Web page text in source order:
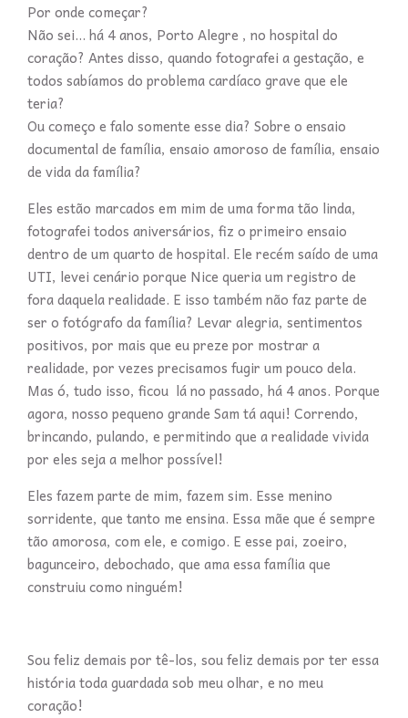
Por onde começar?
Não sei... há 4 anos, Porto Alegre , no hospital do
coração? Antes disso, quando fotografei a gestação, e
todos sabíamos do problema cardíaco grave que ele
teria?
Ou começo e falo somente esse dia? Sobre o ensaio
documental de família, ensaio amoroso de família, ensaio
de vida da família?
Eles estão marcados em mim de uma forma tão linda,
fotografei todos aniversários, fiz o primeiro ensaio
dentro de um quarto de hospital. Ele recém saído de uma
UTI, levei cenário porque Nice queria um registro de
fora daquela realidade. E isso também não faz parte de
ser o fotógrafo da família? Levar alegria, sentimentos
positivos, por mais que eu preze por mostrar a
realidade, por vezes precisamos fugir um pouco dela.
Mas ó, tudo isso, ficou lá no passado, há 4 anos. Porque
agora, nosso pequeno grande Sam tá aqui! Correndo,
brincando, pulando, e permitindo que a realidade vivida
por eles seja a melhor possível!
Eles fazem parte de mim, fazem sim. Esse menino
sorridente, que tanto me ensina. Essa mãe que é sempre
tão amorosa, com ele, e comigo. E esse pai, zoeiro,
bagunceiro, debochado, que ama essa família que
construiu como ninguém!
Sou feliz demais por tê-los, sou feliz demais por ter essa
história toda guardada sob meu olhar, e no meu
coração!